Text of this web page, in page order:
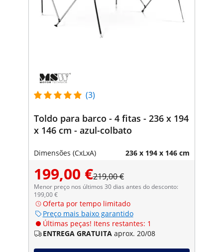
(3)
Toldo para barco - 4 fitas - 236 x 194
x 146 cm - azul-colbato
Dimensões (CxLxA) 236 x 194 x 146 cm
199,00 €219,00 €
Menor preço nos últimos 30 dias antes do desconto:
199,00 €
Oferta por tempo limitado
Preço mais baixo garantido
Últimas peças! Itens restantes: 1
ENTREGA GRATUITA aprox. 20/08